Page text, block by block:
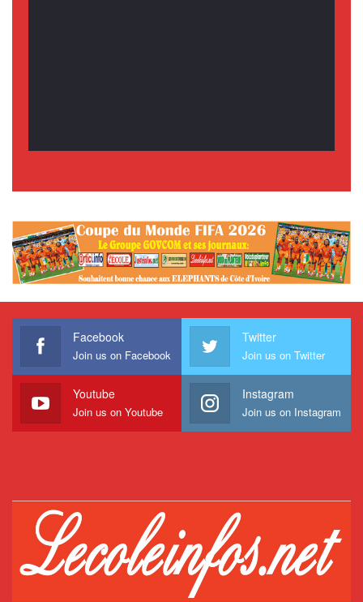
Facebook
Join us on Facebook
Twitter
Join us on Twitter
Youtube
Join us on Youtube
Instagram
Join us on Instagram